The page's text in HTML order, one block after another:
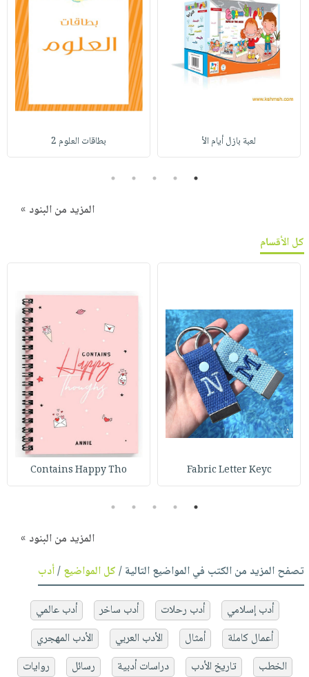
لعبة بازل أيام الأ بطاقات العلوم 2
1
2
3
4
5
المزيد من البنود »
كل الأقسام
Fabric Letter Keyc
Contains Happy Tho
1
2
3
4
5
المزيد من البنود »
تصفح المزيد من الكتب في المواضيع التالية /كل المواضيع/أدب
أدب إسلامي أدب رحلات أدب ساخر
أدب عالمي
أعمال كاملة
أمثال الأدب العربي
الأدب المهجري
الخطب
تاريخ الأدب دراسات أدبية رسائل
روايات